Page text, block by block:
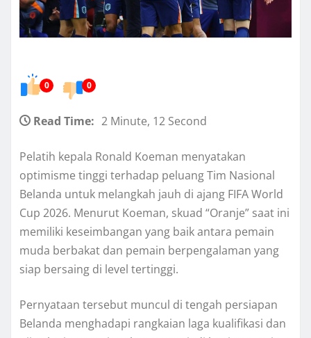
0 0
Read Time: 2 Minute, 12 Second
Pelatih kepala Ronald Koeman menyatakan
optimisme tinggi terhadap peluang Tim Nasional
Belanda untuk melangkah jauh di ajang FIFA World
Cup 2026. Menurut Koeman, skuad “Oranje” saat ini
memiliki keseimbangan yang baik antara pemain
muda berbakat dan pemain berpengalaman yang
siap bersaing di level tertinggi.
Pernyataan tersebut muncul di tengah persiapan
Belanda menghadapi rangkaian laga kualifikasi dan